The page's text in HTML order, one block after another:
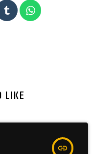
LIKE
insert_link